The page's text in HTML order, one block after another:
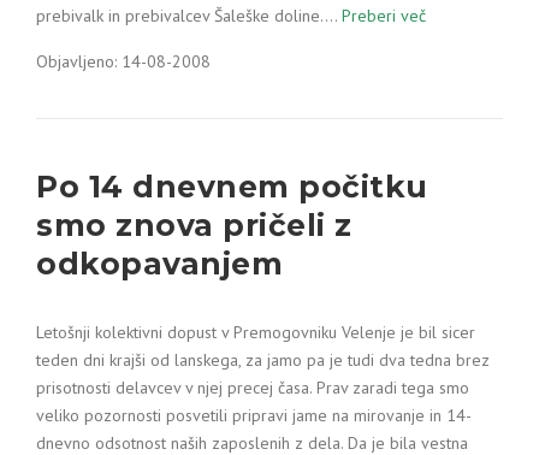
prebivalk in prebivalcev Šaleške doline.… Preberi več
Objavljeno: 14-08-2008
Po 14 dnevnem počitku
smo znova pričeli z
odkopavanjem
Letošnji kolektivni dopust v Premogovniku Velenje je bil sicer
teden dni krajši od lanskega, za jamo pa je tudi dva tedna brez
prisotnosti delavcev v njej precej časa. Prav zaradi tega smo
veliko pozornosti posvetili pripravi jame na mirovanje in 14-
dnevno odsotnost naših zaposlenih z dela. Da je bila vestna